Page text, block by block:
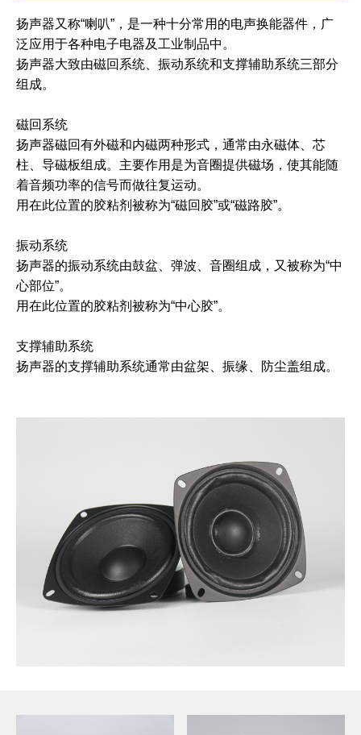
扬声器又称“喇叭”，是一种十分常用的电声换能器件，广
泛应用于各种电子电器及工业制品中。
扬声器大致由磁回系统、振动系统和支撑辅助系统三部分
组成。
磁回系统
扬声器磁回有外磁和内磁两种形式，通常由永磁体、芯
柱、导磁板组成。主要作用是为音圈提供磁场，使其能随
着音频功率的信号而做往复运动。
用在此位置的胶粘剂被称为“磁回胶”或“磁路胶”。
振动系统
扬声器的振动系统由鼓盆、弹波、音圈组成，又被称为“中
心部位”。
用在此位置的胶粘剂被称为“中心胶”。
支撑辅助系统
扬声器的支撑辅助系统通常由盆架、振缘、防尘盖组成。